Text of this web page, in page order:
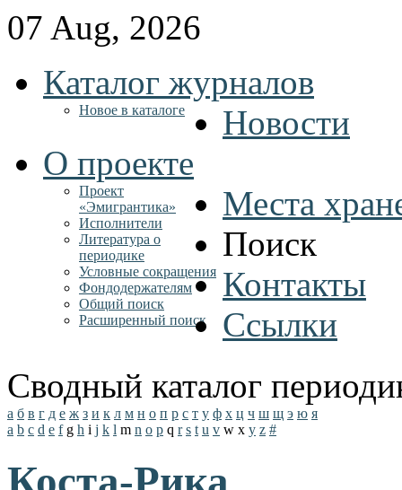
07 Aug, 2026
Каталог журналов
Новое в каталоге
Новости
О проекте
Проект
«Эмигрантика»
Исполнители
Литература о
периодике
Условные сокращения
Фондодержателям
Места
Поиск
Общий поиск
Расширенный поиск
Контакты
Ссылки
Сводный каталог
а б в г д е ж з и к л м н о п р с т у ф х ц ч ш щ э ю я
a b c d e f g h i j k l m n o p q r s t u v w x y z #